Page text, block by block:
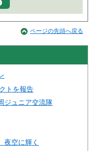
ページの先頭へ戻る
トを報告
ジュニア交流隊
空に輝く